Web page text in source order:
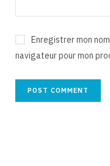
Enregistrer mon
navigateur pour mon